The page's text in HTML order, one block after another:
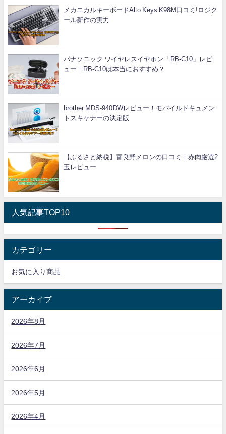
メカニカルキーボードAlto Keys K98M口コミ!ロジク
ール新作の実力
パナソニック ワイヤレスイヤホン「RB-C10」レビ
ュー｜RB-C10は本当におすすめ？
brother MDS-940DWレビュー！モバイルドキュメン
トスキャナーの決定版
【ふるさと納税】富良野メロンの口コミ｜赤肉厳選2
玉レビュー
人気記事TOP10
カテゴリー
お気に入り商品
アーカイブ
2026年8月
2026年7月
2026年6月
2026年5月
2026年4月